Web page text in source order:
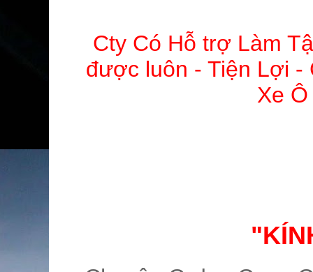
Cty Có Hỗ trợ Làm
được luôn - Tiện Lợi -
Xe